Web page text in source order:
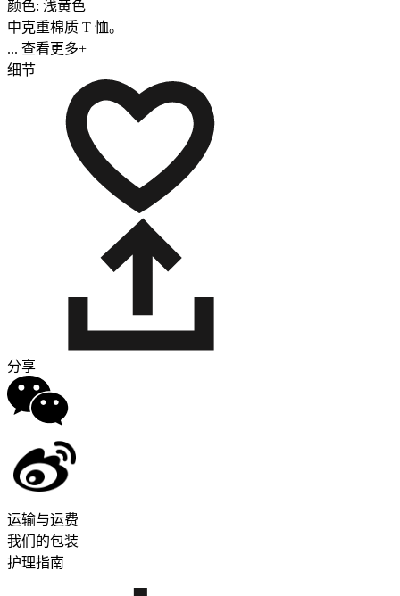
颜色: 浅黄色
中克重棉质 T 恤。
... 查看更多+
细节
分享
运输与运费
我们的包装
护理指南